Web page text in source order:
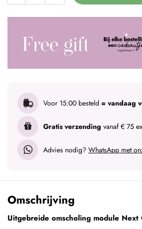
Voor 15:00 besteld = vandaag
Gratis verzending vanaf € 75
Advies nodig? WhatsApp met
Omschrijving
Uitgebreide omscholing module Next